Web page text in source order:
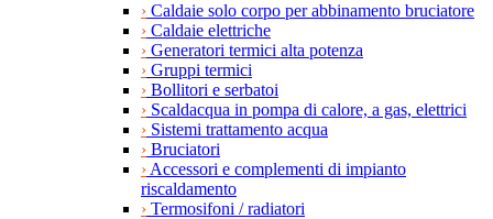
› Caldaie solo corpo per abbinamento bruciatore
› Caldaie elettriche
› Generatori termici alta potenza
› Gruppi termici
› Bollitori e serbatoi
› Scaldacqua in pompa di calore, a gas, elettrici
› Sistemi trattamento acqua
› Bruciatori
› Accessori e complementi di impianto
riscaldamento
› Termosifoni / radiatori